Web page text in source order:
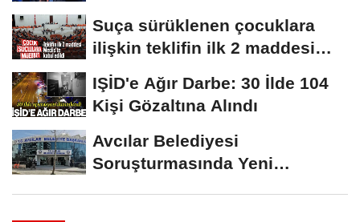
Suça sürüklenen çocuklara
ilişkin teklifin ilk 2 maddesi
kabul edildi
IŞİD'e Ağır Darbe: 30 İlde 104
Kişi Gözaltına Alındı
Avcılar Belediyesi
Soruşturmasında Yeni